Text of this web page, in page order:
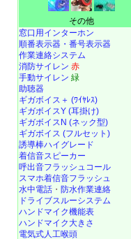
その他
窓口用インターホン
順番表示器・番号表示器
作業連絡システム
消防サイレン 赤
手動サイレン 緑
助聴器
ギガボイス＋ (ﾜｲﾔﾚｽ)
ギガボイスY (耳掛け)
ギガボイスN (ネック型)
ギガボイス (フルセット)
誘導棒ハイグレード
着信音スピーカー
呼出音フラッシュコール
スマホ着信音フラッシュ
水中電話 ・ 防水作業連絡
ドライブスルーシステム
ハンドマイク機能表
ハンドマイク大きさ
電気式人工喉頭